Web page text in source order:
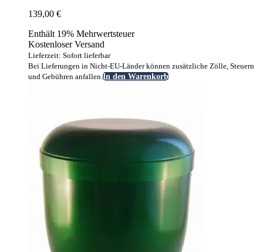
139,00 €
Enthält 19% Mehrwertsteuer
Kostenloser Versand
Lieferzeit: Sofort lieferbar
Bei Lieferungen in Nicht-EU-Länder können zusätzliche Zölle, Steuern
und Gebühren anfallen.In den Warenkorb